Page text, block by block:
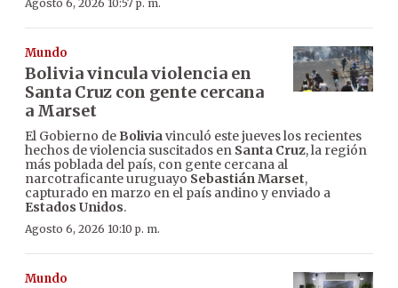
Agosto 6, 2026 10:57 p. m.
Mundo
Bolivia vincula violencia en
Santa Cruz con gente cercana
a Marset
El Gobierno de Boliviavinculó este jueves los recientes
hechos de violencia suscitados en Santa Cruz, la región
más poblada del país, con gente cercana al
narcotraficante uruguayo Sebastián Marset,
capturado en marzo en el país andino y enviado a
Estados Unidos.
Agosto 6, 2026 10:10 p. m.
Mundo